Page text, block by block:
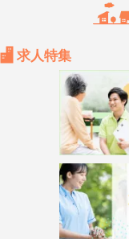
求人特集